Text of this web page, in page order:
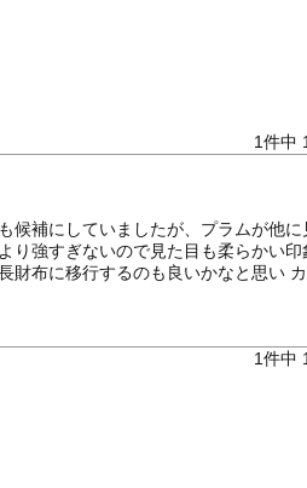
1件中
候補にしていましたが、プラムが他に
り強すぎないので見た目も柔らかい印
財布に移行するのも良いかなと思い
1件中